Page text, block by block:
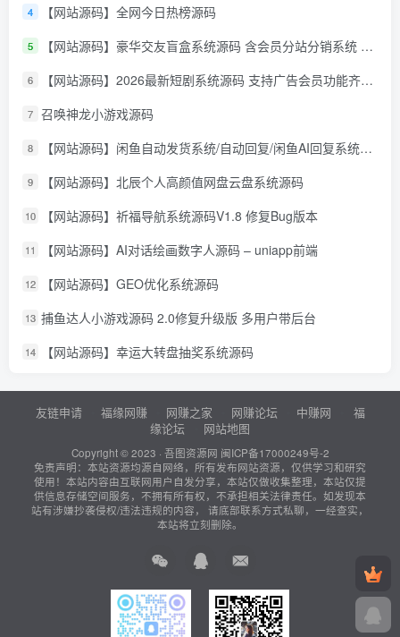
4 【网站源码】全网今日热榜源码
5 【网站源码】豪华交友盲盒系统源码 含会员分站分销系统 可易支付
6 【网站源码】2026最新短剧系统源码 支持广告会员功能齐全短剧源码
7 召唤神龙小游戏源码
8 【网站源码】闲鱼自动发货系统/自动回复/闲鱼AI回复系统源码
9 【网站源码】北辰个人高颜值网盘云盘系统源码
10 【网站源码】祈福导航系统源码V1.8 修复Bug版本
11 【网站源码】AI对话绘画数字人源码 – uniapp前端
12 【网站源码】GEO优化系统源码
13 捕鱼达人小游戏源码 2.0修复升级版 多用户带后台
14 【网站源码】幸运大转盘抽奖系统源码
友链申请 福缘网赚 网赚之家 网赚论坛 中赚网
福
缘论坛
网站地图
Copyright © 2023 · 吾图资源网 闽ICP备17000249号-2
免责声明：本站资源均源自网络，所有发布网站资源，仅供学习和研究
使用！本站内容由互联网用户自发分享，本站仅做收集整理，本站仅提
供信息存储空间服务，不拥有所有权，不承担相关法律责任。如发现本
站有涉嫌抄袭侵权/违法违规的内容， 请底部联系方式私聊，一经查实，
本站将立刻删除。